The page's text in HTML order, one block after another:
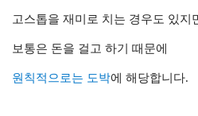
고스톱을 재미로 치는 경우도 있지
보통은 돈을 걸고 하기 때문에
원칙적으로는 도박에 해당합니다.